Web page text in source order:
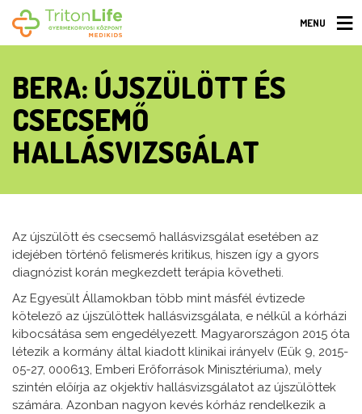
MENU
BERA: ÚJSZÜLÖTT ÉS
CSECSEMŐ
HALLÁSVIZSGÁLAT
Az újszülött és csecsemő hallásvizsgálat esetében az
idejében történő felismerés kritikus, hiszen így a gyors
diagnózist korán megkezdett terápia követheti.
Az Egyesült Államokban több mint másfél évtizede
kötelező az újszülöttek hallásvizsgálata, e nélkül a kórházi
kibocsátása sem engedélyezett. Magyarországon 2015 óta
létezik a kormány által kiadott klinikai irányelv (Eük 9, 2015-
05-27, 000613, Emberi Erőforrások Minisztériuma), mely
szintén előírja az okjektív hallásvizsgálatot az újszülöttek
számára. Azonban nagyon kevés kórház rendelkezik a